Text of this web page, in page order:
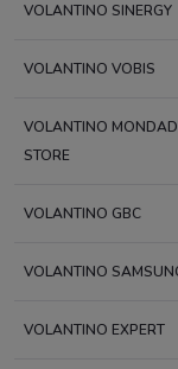
VOLANTINO SINERGY
VOLANTINO VOBIS
VOLANTINO
STORE
VOLANTINO GBC
VOLANTINO
VOLANTINO EXPERT